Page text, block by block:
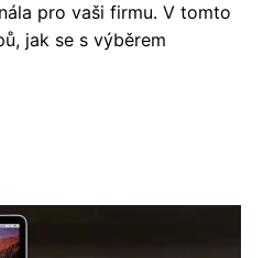
pro vaši firmu. V tomto
jak se s výběrem